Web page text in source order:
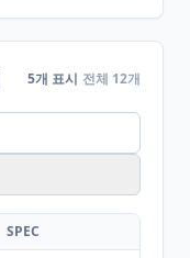
5개 표시 전체 12개
SPEC